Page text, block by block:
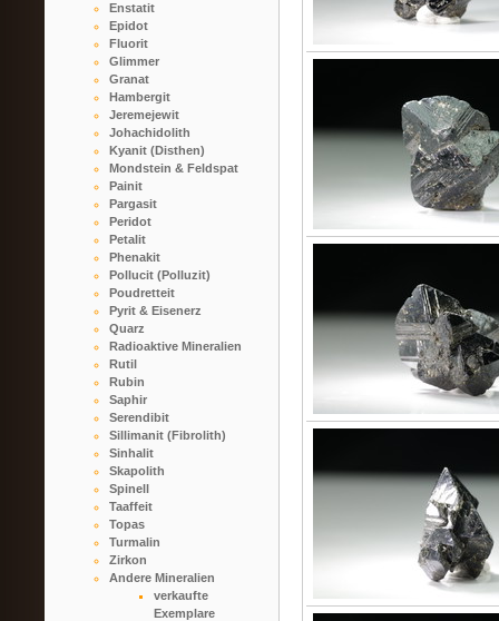
Enstatit
Epidot
Fluorit
Glimmer
Granat
Hambergit
Jeremejewit
Johachidolith
Kyanit (Disthen)
Mondstein & Feldspat
Painit
Pargasit
Peridot
Petalit
Phenakit
Pollucit (Polluzit)
Poudretteit
Pyrit & Eisenerz
Quarz
Radioaktive Mineralien
Rutil
Rubin
Saphir
Serendibit
Sillimanit (Fibrolith)
Sinhalit
Skapolith
Spinell
Taaffeit
Topas
Turmalin
Zirkon
Andere Mineralien
verkaufte
Exemplare